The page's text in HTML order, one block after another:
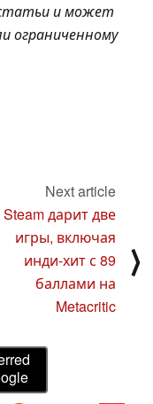
и может
ограниченному
Next article
Steam дарит две
игры, включая
инди-хит с 89
баллами на
Metacritic
⟩